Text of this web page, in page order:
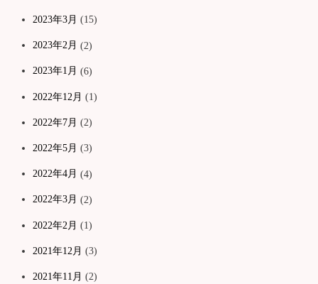
2023年3月 (15)
2023年2月 (2)
2023年1月 (6)
2022年12月 (1)
2022年7月 (2)
2022年5月 (3)
2022年4月 (4)
2022年3月 (2)
2022年2月 (1)
2021年12月 (3)
2021年11月 (2)